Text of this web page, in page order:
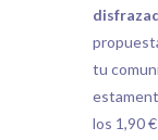
tu
los 1,90